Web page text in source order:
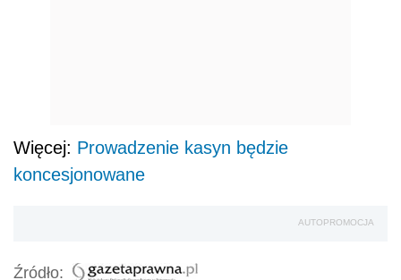
Więcej: Prowadzenie kasyn będzie
koncesjonowane
AUTOPROMOCJA
Źródło: